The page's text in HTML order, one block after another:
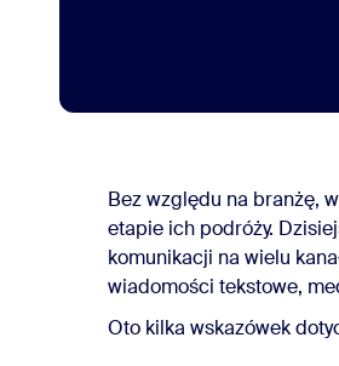
Bez względu na branżę,
etapie ich podróży.
komunikacji na wielu
wiadomości tekstowe,
Oto kilka wskazówek